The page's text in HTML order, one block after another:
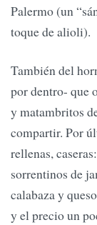
Palermo (un
toque de alioli).
También del
por dentro- que
y matambritos
compartir. Por
rellenas,
sorrentinos de
calabaza y
y el precio un